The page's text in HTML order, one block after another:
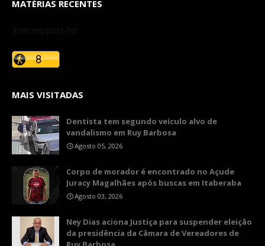
MATÉRIAS RECENTES
3/recent/post-list
MAIS VISITADAS
Dentista tem segundo veículo alvo de
vandalismo em Ruy Barbosa
Agosto 05, 2026
Corpo de morador é encontrado no Açude
Juracy Magalhães após buscas em Itaberaba
Agosto 03, 2026
Ney Dias aciona Justiça para suspender eleição
da presidência da Câmara de Vereadores de